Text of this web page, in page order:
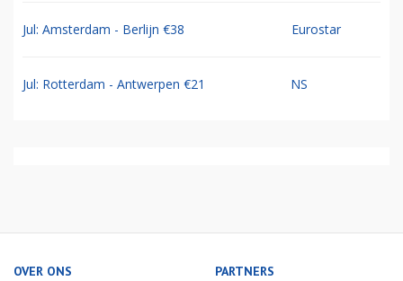
Jul: Amsterdam - Berlijn €38 Eurostar
Jul: Rotterdam - Antwerpen €21 NS
OVER ONS PARTNERS